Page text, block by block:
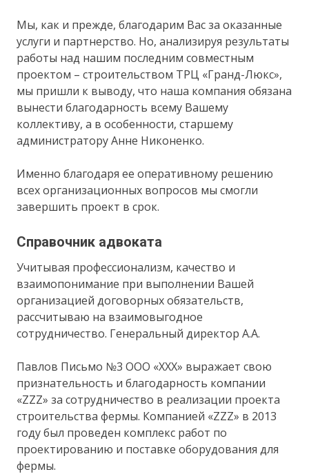
Мы, как и прежде, благодарим Вас за оказанные
услуги и партнерство. Но, анализируя результаты
работы над нашим последним совместным
проектом – строительством ТРЦ «Гранд-Люкс»,
мы пришли к выводу, что наша компания обязана
вынести благодарность всему Вашему
коллективу, а в особенности, старшему
администратору Анне Никоненко.
Именно благодаря ее оперативному решению
всех организационных вопросов мы смогли
завершить проект в срок.
Справочник адвоката
Учитывая профессионализм, качество и
взаимопонимание при выполнении Вашей
организацией договорных обязательств,
рассчитываю на взаимовыгодное
сотрудничество. Генеральный директор А.А.
Павлов Письмо №3 ООО «ХХХ» выражает свою
признательность и благодарность компании
«ZZZ» за сотрудничество в реализации проекта
строительства фермы. Компанией «ZZZ» в 2013
году был проведен комплекс работ по
проектированию и поставке оборудования для
фермы.